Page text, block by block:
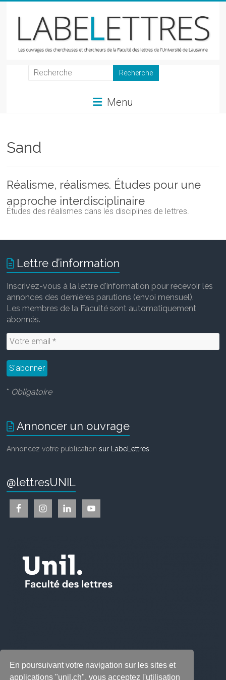
En poursuivant votre navigation sur les sites et
applications "unil.ch", vous acceptez l'utilisation
LabeLettres
et
chercheurs
Faculté
des
lettres
Menu
Sand
Réalisme, réalismes. Études pour une
approche interdisciplinaire
Études des réalismes dans les disciplines de lettres.
Lettre d’information
Inscrivez-vous à la lettre d'information pour recevoir les
annonces des dernières parutions (envoi mensuel).
Les membres de la Faculté sont automatiquement
abonnés.
* Obligatoire
Annoncer un ouvrage
Annoncez votre publicationsur LabeLettres
@lettresUNIL